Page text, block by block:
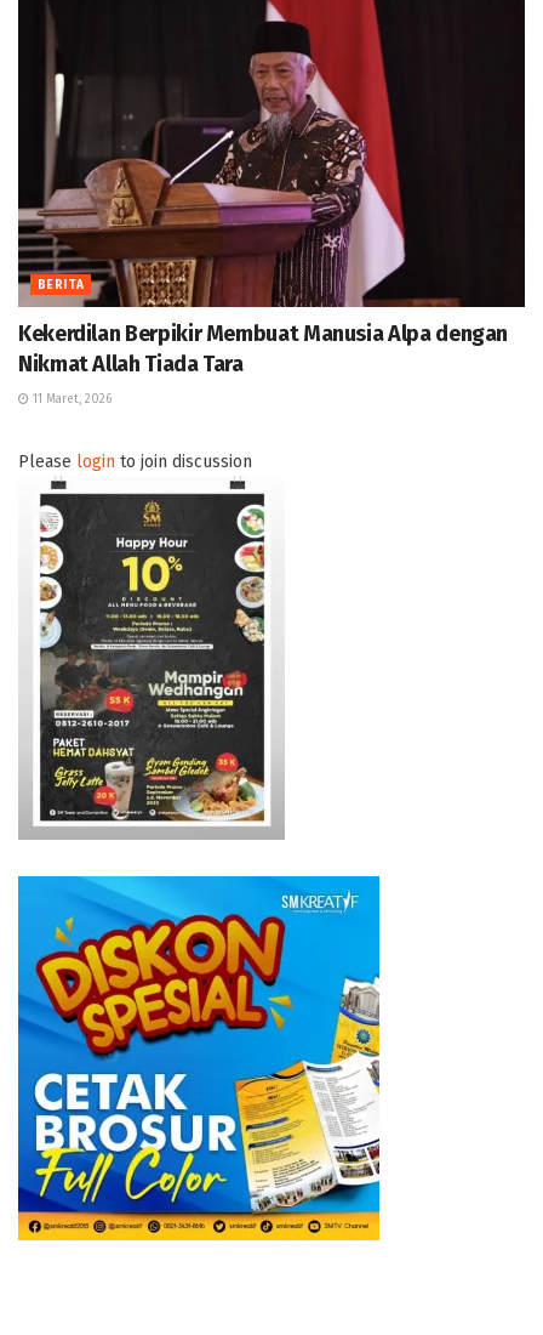
BERITA
Kekerdilan Berpikir Membuat Manusia Alpa dengan
Nikmat Allah Tiada Tara
11 Maret, 2026
Please login to join discussion